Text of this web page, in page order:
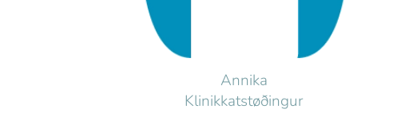
Annika
Klinikkatstøðingur